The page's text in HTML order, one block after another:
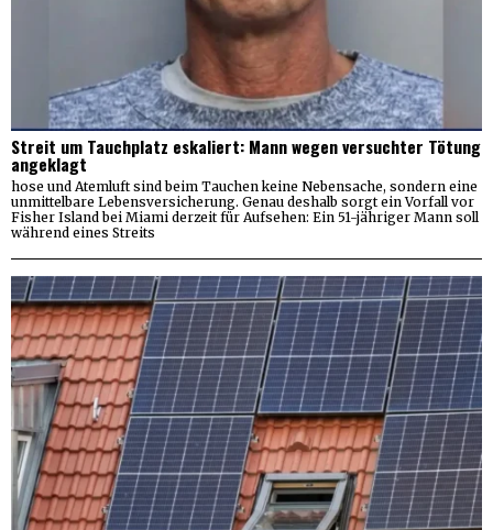
Streit um Tauchplatz eskaliert: Mann wegen versuchter Tötung
angeklagt
hose und Atemluft sind beim Tauchen keine Nebensache, sondern eine
unmittelbare Lebensversicherung. Genau deshalb sorgt ein Vorfall vor
Fisher Island bei Miami derzeit für Aufsehen: Ein 51-jähriger Mann soll
während eines Streits